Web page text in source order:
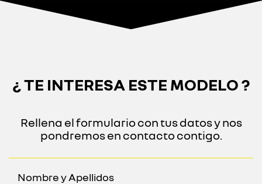
¿ TE INTERESA ESTE MODELO ?
Rellena el formulario con tus datos y nos
pondremos en contacto contigo.
Nombre y Apellidos